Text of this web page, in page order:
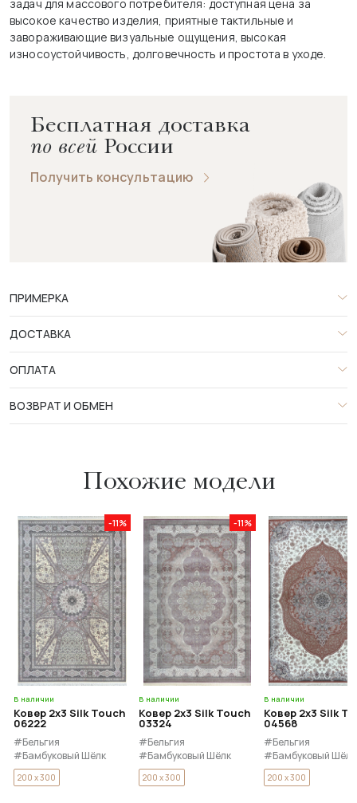
задач для массового потребителя: доступная цена за
высокое качество изделия, приятные тактильные и
завораживающие визуальные ощущения, высокая
износоустойчивость, долговечность и простота в уходе.
Бесплатная доставка
по всей России
Получить консультацию
ПРИМЕРКА
ДОСТАВКА
ОПЛАТА
ВОЗВРАТ И ОБМЕН
Похожие модели
-11%
В наличии
Ковер 2x3 Silk Touch
06222
#Бельгия
#Бамбуковый Шёлк
200 x 300
-11%
В наличии
Ковер 2x3 Silk Touch
03324
#Бельгия
#Бамбуковый Шёлк
200 x 300
В наличии
Ковер 2x3 Silk
04568
#Бельгия
#Бамбуковый Шёлк
200 x 300